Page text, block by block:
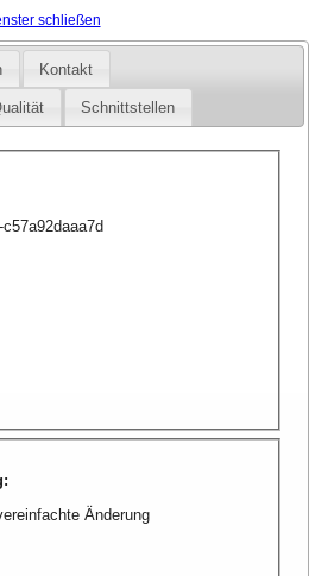
schließen
Kontakt
Schnittstellen
:
Änderung